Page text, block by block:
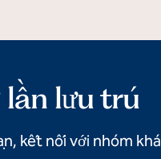
lưu trú
kết nối với nhóm